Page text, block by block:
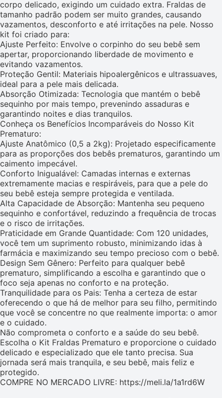
corpo delicado, exigindo um cuidado extra. Fraldas de
tamanho padrão podem ser muito grandes, causando
vazamentos, desconforto e até irritações na pele. Nosso
kit foi criado para:
Ajuste Perfeito: Envolve o corpinho do seu bebê sem
apertar, proporcionando liberdade de movimento e
evitando vazamentos.
Proteção Gentil: Materiais hipoalergênicos e ultrassuaves,
ideal para a pele mais delicada.
Absorção Otimizada: Tecnologia que mantém o bebê
sequinho por mais tempo, prevenindo assaduras e
garantindo noites e dias tranquilos.
Conheça os Benefícios Incomparáveis do Nosso Kit
Prematuro:
Ajuste Anatômico (0,5 a 2kg): Projetado especificamente
para as proporções dos bebês prematuros, garantindo um
caimento impecável.
Conforto Inigualável: Camadas internas e externas
extremamente macias e respiráveis, para que a pele do
seu bebê esteja sempre protegida e ventilada.
Alta Capacidade de Absorção: Mantenha seu pequeno
sequinho e confortável, reduzindo a frequência de trocas
e o risco de irritações.
Praticidade em Grande Quantidade: Com 120 unidades,
você tem um suprimento robusto, minimizando idas à
farmácia e maximizando seu tempo precioso com o bebê.
Design Sem Gênero: Perfeito para qualquer bebê
prematuro, simplificando a escolha e garantindo que o
foco seja apenas no conforto e na proteção.
Tranquilidade para os Pais: Tenha a certeza de estar
oferecendo o que há de melhor para seu filho, permitindo
que você se concentre no que realmente importa: o amor
e o cuidado.
Não comprometa o conforto e a saúde do seu bebê.
Escolha o Kit Fraldas Prematuro e proporcione o cuidado
delicado e especializado que ele tanto precisa. Sua
jornada será mais tranquila, e seu bebê, mais feliz e
protegido.
COMPRE NO MERCADO LIVRE: https://meli.la/1a1rd6W